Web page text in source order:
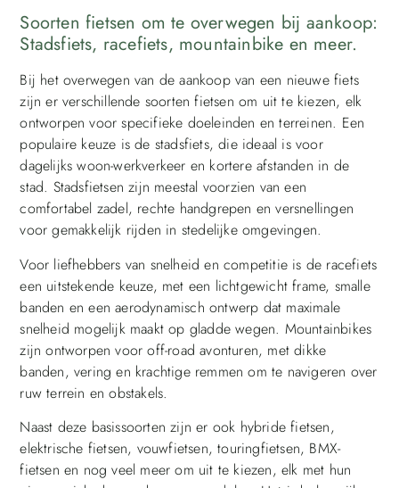
Soorten fietsen om te overwegen bij aankoop:
Stadsfiets, racefiets, mountainbike en meer.
Bij het overwegen van de aankoop van een nieuwe fiets
zijn er verschillende soorten fietsen om uit te kiezen, elk
ontworpen voor specifieke doeleinden en terreinen. Een
populaire keuze is de stadsfiets, die ideaal is voor
dagelijks woon-werkverkeer en kortere afstanden in de
stad. Stadsfietsen zijn meestal voorzien van een
comfortabel zadel, rechte handgrepen en versnellingen
voor gemakkelijk rijden in stedelijke omgevingen.
Voor liefhebbers van snelheid en competitie is de racefiets
een uitstekende keuze, met een lichtgewicht frame, smalle
banden en een aerodynamisch ontwerp dat maximale
snelheid mogelijk maakt op gladde wegen. Mountainbikes
zijn ontworpen voor off-road avonturen, met dikke
banden, vering en krachtige remmen om te navigeren over
ruw terrein en obstakels.
Naast deze basissoorten zijn er ook hybride fietsen,
elektrische fietsen, vouwfietsen, touringfietsen, BMX-
fietsen en nog veel meer om uit te kiezen, elk met hun